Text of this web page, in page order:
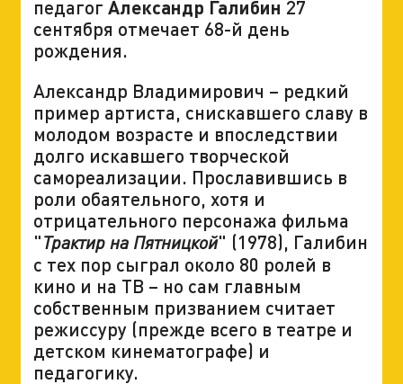
педагог Александр Галибин 27
сентября отмечает 68-й день
рождения.
Александр Владимирович – редкий
пример артиста, снискавшего славу в
молодом возрасте и впоследствии
долго искавшего творческой
самореализации. Прославившись в
роли обаятельного, хотя и
отрицательного персонажа фильма
"Трактир на Пятницкой" (1978), Галибин
с тех пор сыграл около 80 ролей в
кино и на ТВ – но сам главным
собственным призванием считает
режиссуру (прежде всего в театре и
детском кинематографе) и
педагогику.